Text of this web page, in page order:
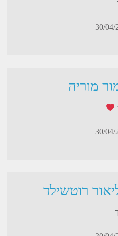
מוריה
רוטשילד